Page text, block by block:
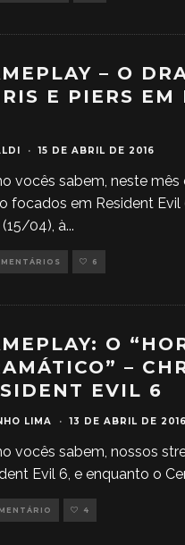
– O
E PIERS EM
· 15 DE ABRIL DE 2016
vocês sabem, neste mês
focados em Resident Evil
04), à...
6
O
–
EVIL 6
LIMA · 13 DE ABRIL DE 2016
vocês sabem, nossos
Evil 6, e enquanto o
4